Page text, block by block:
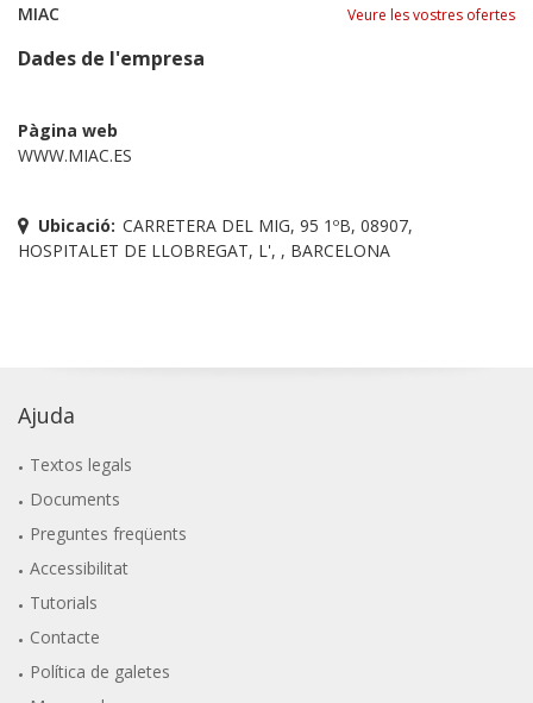
MIAC Veure les vostres ofertes
Dades de l'empresa
Pàgina web
WWW.MIAC.ES
Ubicació: CARRETERA DEL MIG, 95 1ºB, 08907,
HOSPITALET DE LLOBREGAT, L', , BARCELONA
Ajuda
Textos legals
Documents
Preguntes freqüents
Accessibilitat
Tutorials
Contacte
Política de galetes